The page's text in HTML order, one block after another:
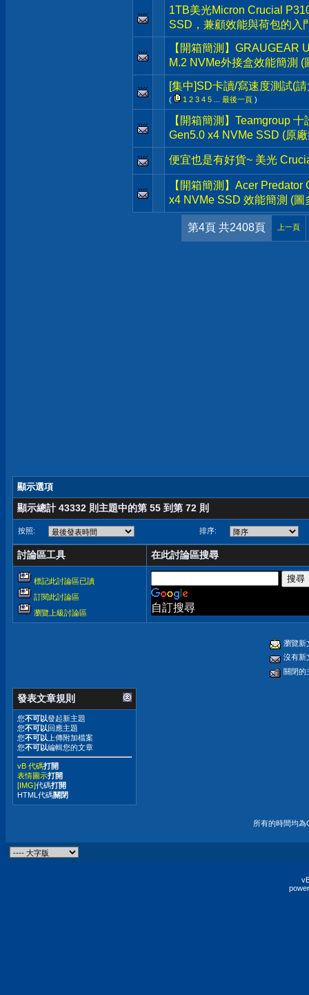
1TB美光Micron Crucial
SSD，兼顧效能與荷包的入
【開箱簡測】GRAUGEAR
M.2 NVMe外接盒效能簡測 (
[集中]SD卡讀/寫速度測試(
( 1 2 3 4 5 最後一頁 )
【開箱簡測】Teamgroup
Gen5.0 x4 NVMe SSD (原
便宜也是有好貨~ 美光
【開箱簡測】Acer
x4 NVMe SSD 效能簡測 (圖
第4頁 共2408頁 上一頁
顯示選項
顯示總計 43332 則主題中的第 55 到第 72 則
按照: 排序:
討論區工具 在此討論區搜尋
標記此討論區已讀
訂閱此討論區
瀏覽上級討論區
自訂搜尋
瀏覽新
沒有新
關閉的
發表文章規則
您不可以發起新主題
您不可以回應主題
您不可以 上傳附加檔案
您不可以編輯您的文章
vB 代碼打開
表情圖示打開
[IMG]代碼打開
HTML代碼關閉
所有的時間均為